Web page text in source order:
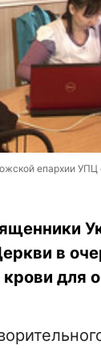
епархии УПЦ
в
для